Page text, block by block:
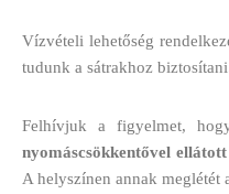
Vízvételi lehetőség
tudunk a sátrakhoz
Felhívjuk a figyelmet,
nyomáscsökkentővel ellátott
A helyszínen annak meglétét